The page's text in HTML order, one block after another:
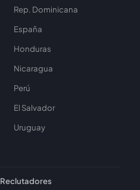
Rep. Dominicana
España
Honduras
Nicaragua
Perú
El Salvador
Uruguay
Reclutadores